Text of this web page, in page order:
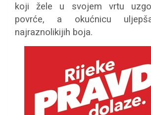
koji žele u svojem vrtu
povrće, a okućnicu
najraznolikijih boja.